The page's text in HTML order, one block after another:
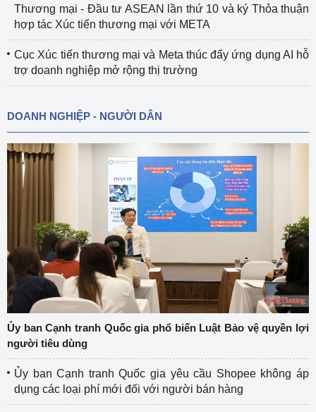
Thương mại - Đầu tư ASEAN lần thứ 10 và ký Thỏa thuận
hợp tác Xúc tiến thương mại với META
Cục Xúc tiến thương mại và Meta thúc đẩy ứng dụng AI hỗ
trợ doanh nghiệp mở rộng thị trường
DOANH NGHIỆP - NGƯỜI DÂN
Ủy ban Cạnh tranh Quốc gia phổ biến Luật Bảo vệ quyền lợi
người tiêu dùng
Ủy ban Cạnh tranh Quốc gia yêu cầu Shopee không áp
dụng các loại phí mới đối với người bán hàng